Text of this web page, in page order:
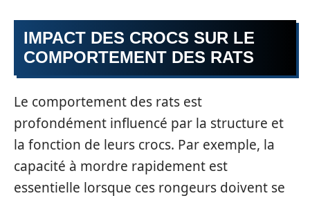
IMPACT DES CROCS SUR LE
COMPORTEMENT DES RATS
Le comportement des rats est
profondément influencé par la structure et
la fonction de leurs crocs. Par exemple, la
capacité à mordre rapidement est
essentielle lorsque ces rongeurs doivent se